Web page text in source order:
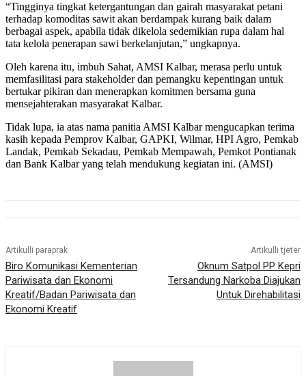
“Tingginya tingkat ketergantungan dan gairah masyarakat petani
terhadap komoditas sawit akan berdampak kurang baik dalam
berbagai aspek, apabila tidak dikelola sedemikian rupa dalam hal
tata kelola penerapan sawi berkelanjutan,” ungkapnya.
Oleh karena itu, imbuh Sahat, AMSI Kalbar, merasa perlu untuk
memfasilitasi para stakeholder dan pemangku kepentingan untuk
bertukar pikiran dan menerapkan komitmen bersama guna
mensejahterakan masyarakat Kalbar.
Tidak lupa, ia atas nama panitia AMSI Kalbar mengucapkan terima
kasih kepada Pemprov Kalbar, GAPKI, Wilmar, HPI Agro, Pemkab
Landak, Pemkab Sekadau, Pemkab Mempawah, Pemkot Pontianak
dan Bank Kalbar yang telah mendukung kegiatan ini. (AMSI)
Artikulli paraprak
Biro Komunikasi Kementerian
Pariwisata dan Ekonomi
Kreatif/Badan Pariwisata dan
Ekonomi Kreatif
Artikulli tjetër
Oknum Satpol PP Kepri
Tersandung Narkoba Diajukan
Untuk Direhabilitasi